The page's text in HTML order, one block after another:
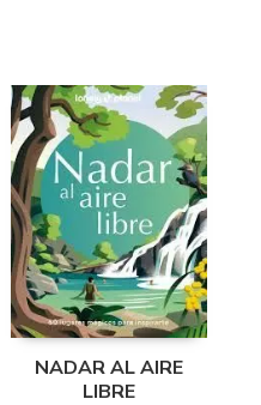
NADAR AL AIRE
LIBRE